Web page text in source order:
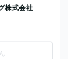
株式会社